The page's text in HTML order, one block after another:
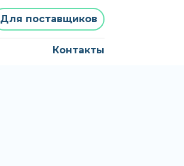
Для поставщиков
Контакты